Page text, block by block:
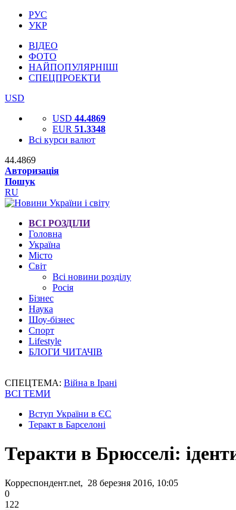
РУС
УКР
ВІДЕО
ФОТО
НАЙПОПУЛЯРНІШІ
СПЕЦПРОЕКТИ
USD
USD 44.4869
EUR 51.3348
Всі курси валют
44.4869
Авторизація
Пошук
RU
ВСІ РОЗДІЛИ
Головна
Україна
Місто
Світ
Всі новини розділу
Росія
Бізнес
Наука
Шоу-бізнес
Спорт
Lifestyle
БЛОГИ ЧИТАЧІВ
СПЕЦТЕМА: Війна в Ірані
ВСІ ТЕМИ
Вступ України в ЄС
Теракт в Барселоні
Теракти в Брюсселі:
Корреспондент.net, 28 березня 2016, 10:05
0
122